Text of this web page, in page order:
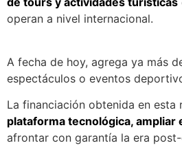
operan a nivel internacional.
A fecha de hoy, agrega ya más
espectáculos o eventos
La financiación obtenida en esta
plataforma tecnológica,
afrontar con garantía la era